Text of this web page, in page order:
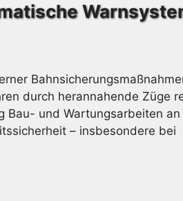
durch herannahende Züge
Bau- und Wartungsarbeiten
– insbesondere bei